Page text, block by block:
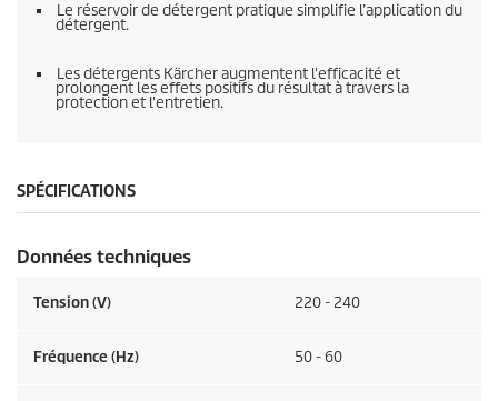
Le réservoir de détergent pratique simplifie l’application du
détergent.
Les détergents Kärcher augmentent l'efficacité et
prolongent les effets positifs du résultat à travers la
protection et l'entretien.
SPÉCIFICATIONS
Données techniques
Tension (V) 220 - 240
Fréquence (Hz) 50 - 60